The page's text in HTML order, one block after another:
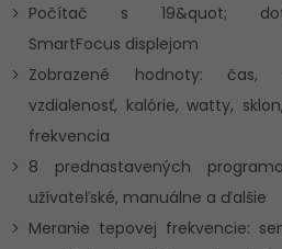
Počítač s 19&quot;
SmartFocus displejom
Zobrazené hodnoty: čas,
vzdialenosť, kalórie, watty,
frekvencia
8 prednastavených
užívateľské, manuálne a ďalšie
Meranie tepovej frekvencie: